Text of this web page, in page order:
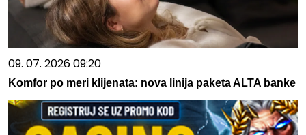
09. 07. 2026 09:20
Komfor po meri klijenata: nova linija paketa ALTA banke